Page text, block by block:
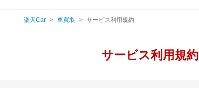
楽天Car 車買取 サービス利用規約
サービス利用規約